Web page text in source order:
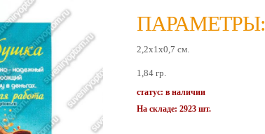
ПАРАМЕТРЫ:
2,2х1х0,7 см.
1,84 гр.
статус: в наличии
На складе: 2923 шт.